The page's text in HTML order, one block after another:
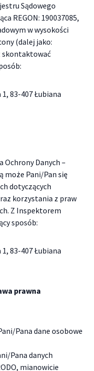
Sądowego
REGON: 190037085,
w wysokości
(dalej jako:
skontaktować
83-407 Łubiana
Danych –
może Pani/Pan się
dotyczących
korzystania z praw
Z Inspektorem
sposób:
83-407 Łubiana
prawna
Pana dane osobowe
Pana danych
mianowicie